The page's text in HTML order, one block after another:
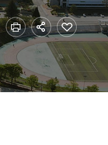
주요전화번호
MOU 현황
재정현황
안전관리